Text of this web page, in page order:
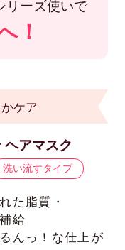
リーズ使いで
！
ケア
アマスク
洗い流すタイプ
た脂質・
給
んっ！な仕上が